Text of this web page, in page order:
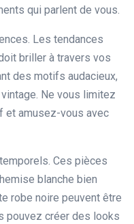
qui parlent de vous.
Les tendances
briller à travers vos
des motifs audacieux,
Ne vous limitez
et amusez-vous avec
Ces pièces
blanche bien
robe noire peuvent être
pouvez créer des looks